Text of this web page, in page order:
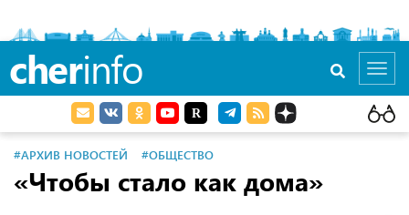
cherinfo
#АРХИВ НОВОСТЕЙ #ОБЩЕСТВО
«Чтобы стало как дома»